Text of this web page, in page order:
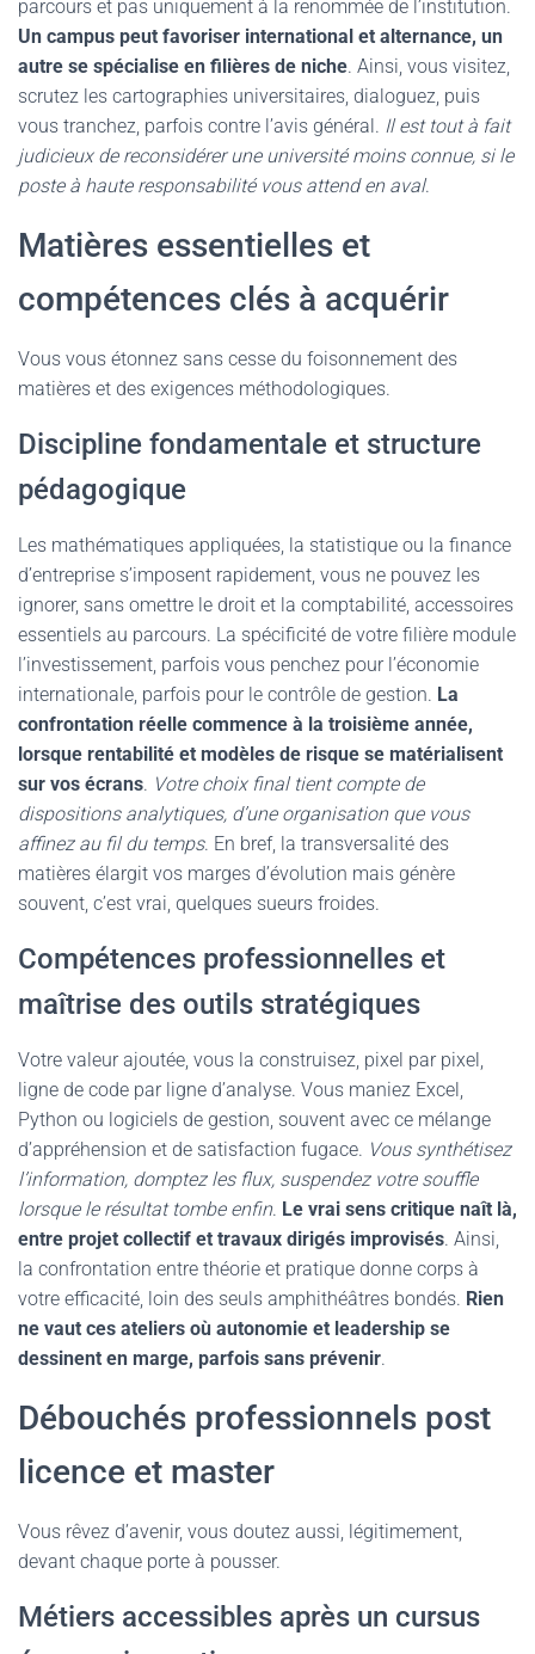
parcours et pas uniquement à la renommée de l’institution.
Un campus peut favoriser international et alternance, un
autre se spécialise en filières de niche. Ainsi, vous visitez,
scrutez les cartographies universitaires, dialoguez, puis
vous tranchez, parfois contre l’avis général. Il est tout à fait
judicieux de reconsidérer une université moins connue, si le
poste à haute responsabilité vous attend en aval.
Matières essentielles et
compétences clés à acquérir
Vous vous étonnez sans cesse du foisonnement des
matières et des exigences méthodologiques.
Discipline fondamentale et structure
pédagogique
Les mathématiques appliquées, la statistique ou la finance
d’entreprise s’imposent rapidement, vous ne pouvez les
ignorer, sans omettre le droit et la comptabilité, accessoires
essentiels au parcours. La spécificité de votre filière module
l’investissement, parfois vous penchez pour l’économie
internationale, parfois pour le contrôle de gestion. La
confrontation réelle commence à la troisième année,
lorsque rentabilité et modèles de risque se matérialisent
sur vos écrans. Votre choix final tient compte de
dispositions analytiques, d’une organisation que vous
affinez au fil du temps. En bref, la transversalité des
matières élargit vos marges d’évolution mais génère
souvent, c’est vrai, quelques sueurs froides.
Compétences professionnelles et
maîtrise des outils stratégiques
Votre valeur ajoutée, vous la construisez, pixel par pixel,
ligne de code par ligne d’analyse. Vous maniez Excel,
Python ou logiciels de gestion, souvent avec ce mélange
d’appréhension et de satisfaction fugace. Vous synthétisez
l’information, domptez les flux, suspendez votre souffle
lorsque le résultat tombe enfin. Le vrai sens critique naît là,
entre projet collectif et travaux dirigés improvisés. Ainsi,
la confrontation entre théorie et pratique donne corps à
votre efficacité, loin des seuls amphithéâtres bondés. Rien
ne vaut ces ateliers où autonomie et leadership se
dessinent en marge, parfois sans prévenir.
Débouchés professionnels post
licence et master
Vous rêvez d’avenir, vous doutez aussi, légitimement,
devant chaque porte à pousser.
Métiers accessibles après un cursus